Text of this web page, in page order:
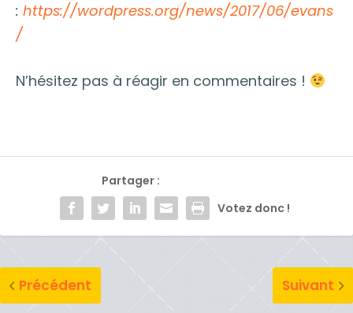
: https://wordpress.org/news/2017/06/evans
/
N’hésitez pas à réagir en commentaires !
Partager :
Votez donc !
Précédent Suivant